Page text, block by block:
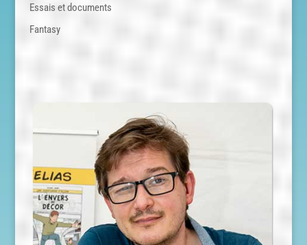
Essais et documents
Fantasy